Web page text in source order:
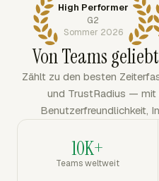
High Performer
G2
Sommer 2026
Von Teams
Zählt zu den besten
und TrustRadius — mit
Benutzerfreundlichkeit,
10K+
Teams weltweit